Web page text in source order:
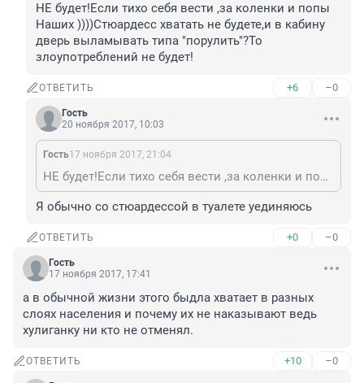
НЕ будет!Если тихо себя вести ,за коленки и попы
Наших ))))Стюардесс хватать не будете,и в кабину
дверь выламывать типа "порулить"?То
злоупотреблений не будет!
ОТВЕТИТЬ +6 –0
Гость
20 ноября 2017, 10:03
Гость17 ноября 2017, 21:04
НЕ будет!Если тихо себя вести ,за коленки и попы Наших ))))Стюардесс хватать не будете,и в кабину дверь выламывать типа "порулить"?То злоупотреблений не будет!
Я обычно со стюардессой в туалете уединяюсь
ОТВЕТИТЬ +0 –0
Гость
17 ноября 2017, 17:41
а в обычной жизни этого быдла хватает в разных
слоях населения и почему их не наказывают ведь
хулиганку ни кто не отменял.
ОТВЕТИТЬ +10 –0